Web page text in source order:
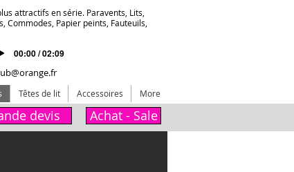
attractifs en série. Paravents, Lits,
Commodes, Papier peints, Fauteuils,
00:00 / 02:09
Têtes de lit Accessoires More
devis Achat - Sale